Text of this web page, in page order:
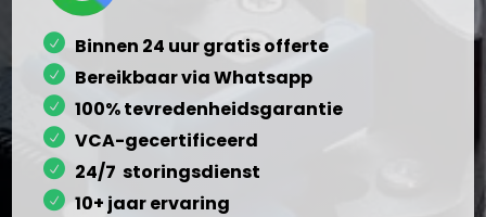
Binnen 24 uur gratis offerte
Bereikbaar via Whatsapp
100% tevredenheidsgarantie
VCA-gecertificeerd
24/7 storingsdienst
10+ jaar ervaring